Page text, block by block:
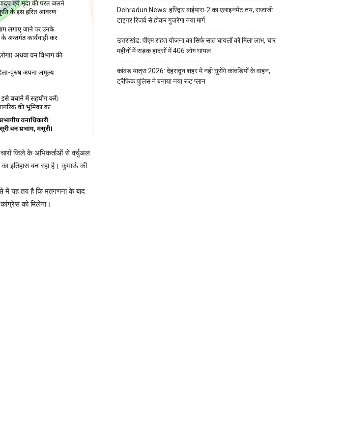
जिले के अभिकर्ताओं से वर्चुअल
इतिहास बन रहा है। कुमाऊं की
में यह तय है कि मतगणना के बाद
को मिलेगा।
Dehradun News: हरिद्वार बाईपास-2 का एलाइनमेंट तय, राजाजी
टाइगर रिजर्व से होकर गुजरेगा नया मार्ग
उत्तराखंड: पीएम राहत योजना का सिर्फ सात घायलों को मिला लाभ, चार
महीनों में सड़क हादसों में 406 लोग घायल
कांवड़ यात्रा 2026: देहरादून शहर में नहीं घुसेंगे कांवड़ियों के वाहन,
ट्रैफिक पुलिस ने बनाया नया रूट प्लान